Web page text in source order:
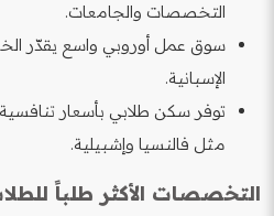
التخصصات والجامعات.
سوق عمل أوروبي واسع يقدّر
الإسبانية.
توفر سكن طلابي بأسعار
مثل فالنسيا وإشبيلية.
التخصصات الأكثر طلباً